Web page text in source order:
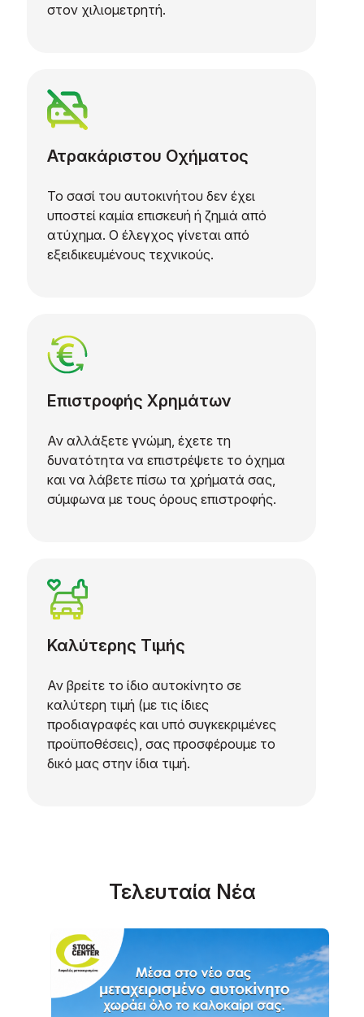
στον χιλιομετρητή.
Ατρακάριστου Οχήματος
Το σασί του αυτοκινήτου δεν έχει
υποστεί καμία επισκευή ή ζημιά από
ατύχημα. Ο έλεγχος γίνεται από
εξειδικευμένους τεχνικούς.
Επιστροφής Χρημάτων
Αν αλλάξετε γνώμη, έχετε τη
δυνατότητα να επιστρέψετε το όχημα
και να λάβετε πίσω τα χρήματά σας,
σύμφωνα με τους όρους επιστροφής.
Καλύτερης Τιμής
Αν βρείτε το ίδιο αυτοκίνητο σε
καλύτερη τιμή (με τις ίδιες
προδιαγραφές και υπό συγκεκριμένες
προϋποθέσεις), σας προσφέρουμε το
δικό μας στην ίδια τιμή.
Τελευταία Νέα